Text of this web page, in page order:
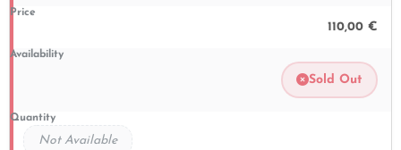
110,00 €
Sold Out
Not Available